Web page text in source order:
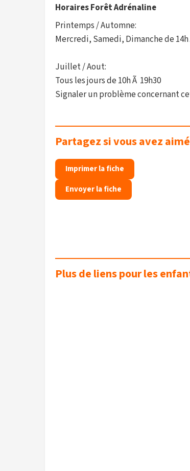
Horaires Forêt Adrénaline
Printemps / Automne:
Mercredi, Samedi, Dimanche de 14h
Juillet / Aout:
Tous les jours de 10h Ã 19h30
Signaler un problème concernant
Partagez si vous avez
Imprimer la fiche
Envoyer la fiche
Plus de liens pour les